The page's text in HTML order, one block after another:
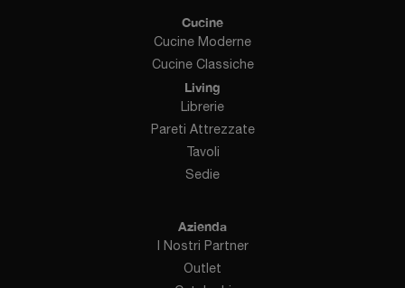
Cucine
Cucine Moderne
Cucine Classiche
Living
Librerie
Pareti Attrezzate
Tavoli
Sedie
Azienda
I Nostri Partner
Outlet